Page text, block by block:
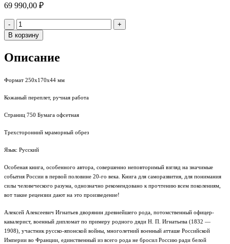
69 990,00 ₽
- Количество
+
В корзину
Описание
Формат 250х170х44 мм
Кожаный переплет, ручная работа
Страниц 750 Бумага офсетная
Трехсторонний мраморный обрез
Язык: Русский
Особеная книга, особенного автора, совершенно неповторимый взгляд на значимые
события России в первой половине 20-го века. Книга для саморазвития, для понимания
силы человеческого разума, однозначно рекомендовано к прочтению всем поколениям,
вот такие рецензии дают на это произведение!
Алексей Алексеевич Игнатьев дворянин древнейшего рода, потомственный офицер-
кавалерист, военный дипломат по примеру родного дяди Н. П. Игнатьева (1832 —
1908), участник русско-японской войны, многолетний военный атташе Российской
Империи во Франции, единственный из всего рода не бросил Россию ради белой